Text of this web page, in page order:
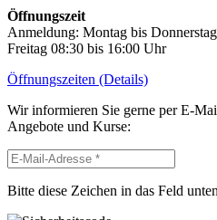
Öffnungszeit
Anmeldung: Montag bis
Freitag 08:30 bis 16:00 Uhr
Öffnungszeiten (Details)
Wir informieren Sie gerne per E-
Angebote und Kurse:
Bitte diese Zeichen in das Feld